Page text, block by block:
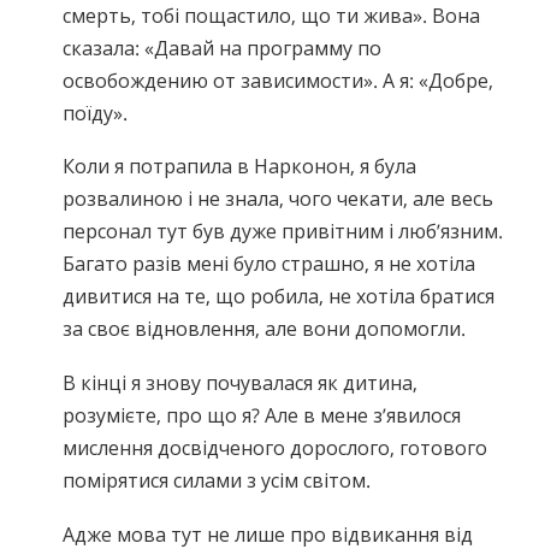
смерть, тобі пощастило, що ти жива». Вона
сказала: «Давай на программу по
освобождению от зависимости». А я: «Добре,
поїду».
Коли я потрапила в Нарконон, я була
розвалиною і не знала, чого чекати, але весь
персонал тут був дуже привітним і люб’язним.
Багато разів мені було страшно, я не хотіла
дивитися на те, що робила, не хотіла братися
за своє відновлення, але вони допомогли.
В кінці я знову почувалася як дитина,
розумієте, про що я? Але в мене з’явилося
мислення досвідченого дорослого, готового
помірятися силами з усім світом.
Адже мова тут не лише про відвикання від